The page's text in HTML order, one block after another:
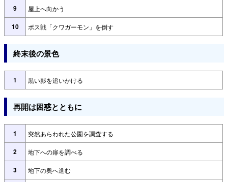
9 屋上へ向かう
10 ボス戦「クワガーモン」を倒す
終末後の景色
1 黒い影を追いかける
再開は困惑とともに
1 突然あらわれた公園を調査する
2 地下への扉を調べる
3 地下の奥へ進む